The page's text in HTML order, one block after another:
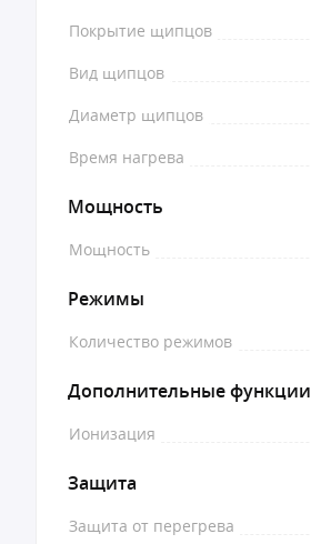
Покрытие щипцов
Вид щипцов
Диаметр щипцов
Время нагрева
Мощность
Мощность
Режимы
Количество режимов
Дополнительные функции
Ионизация
Защита
Защита от перегрева